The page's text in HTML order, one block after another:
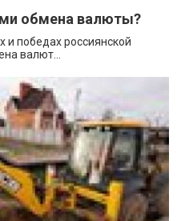
обмена валюты?
и победах россиянской
валют...